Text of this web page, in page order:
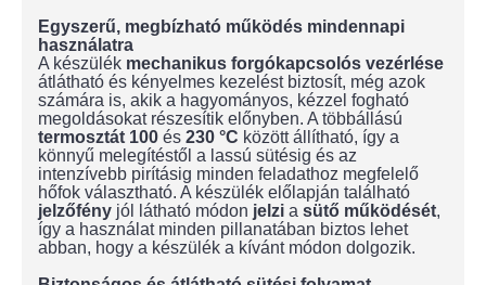
Egyszerű, megbízható működés mindennapi
használatra
A készülék mechanikus forgókapcsolós vezérlése
átlátható és kényelmes kezelést biztosít, még azok
számára is, akik a hagyományos, kézzel fogható
megoldásokat részesítik előnyben. A többállású
termosztát 100 és 230 °C között állítható, így a
könnyű melegítéstől a lassú sütésig és az
intenzívebb pirításig minden feladathoz megfelelő
hőfok választható. A készülék előlapján található
jelzőfény jól látható módon jelzi a sütő működését,
így a használat minden pillanatában biztos lehet
abban, hogy a készülék a kívánt módon dolgozik.